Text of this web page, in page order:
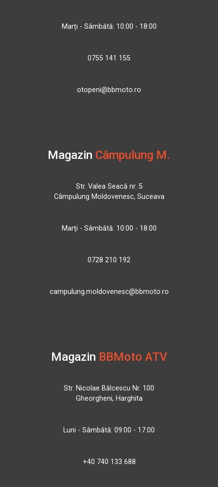
Marți - Sâmbătă: 10:00 - 18:00
0755 141 155
otopeni@bbmoto.ro
Magazin Câmpulung M.
Str. Valea Seacă nr. 5
Câmpulung Moldovenesc, Suceava
Marți - Sâmbătă: 10:00 - 18:00
0728 210 192
campulung.moldovenesc@bbmoto.ro
Magazin BBMoto ATV
Str. Nicolae Bălcescu Nr. 100
Gheorgheni, Harghita
Luni - Sâmbătă: 09:00 - 17:00
+40 740 133 688